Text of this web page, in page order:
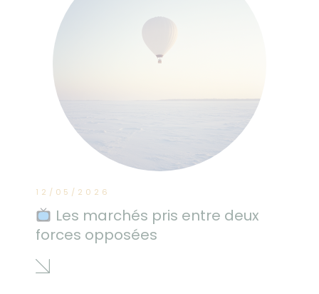
12/05/2026
Les marchés pris entre deux
forces opposées